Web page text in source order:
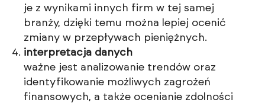
je z wynikami innych firm w tej samej
branży, dzięki temu można lepiej ocenić
zmiany w przepływach pieniężnych.
interpretacja danych
ważne jest analizowanie trendów oraz
identyfikowanie możliwych zagrożeń
finansowych, a także ocenianie zdolności